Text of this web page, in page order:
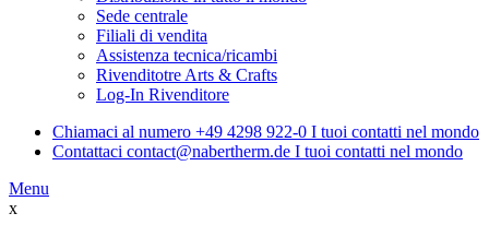
Sede centrale
Filiali di vendita
Assistenza tecnica/ricambi
Rivenditotre Arts & Crafts
Log-In Rivenditore
Chiamaci al numero +49 4298 922-0 I tuoi contatti nel mondo
Contattaci contact@nabertherm.de I tuoi contatti nel mondo
Menu
x